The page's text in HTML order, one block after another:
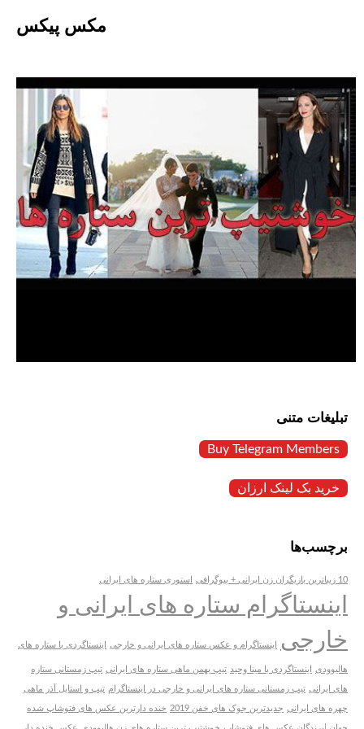
مکس پیکس
برچسب:خوشتیپ ترین ستاره
های زن هالیوودی
تبلیغات متنی
Buy Telegram Members
خرید بک لینک ارزان
برچسب‌ها
10 زیباترین بازیگران زن ایرانی + بیوگرافی استوری ستاره های ایرانی
اینستاگرام ستاره های ایرانی و
خارجی
اینستاگرام و عکس ستاره های ایرانی و خارجی اینستاگردی با ستاره های
هالیوودی اینستاگردی با مینا وحید تیپ بهمن ماهی ستاره های ایرانی تیپ زمستانی ستاره
های ایرانی تیپ زمستانی ستاره های ایرانی و خارجی در اینستاگرام تیپ و استایل آذر ماهی
چهره های ایرانی جدیدترین جوک های خفن 2019 خنده دارترین عکس های فتوشاپ شده